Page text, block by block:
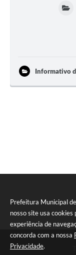
Prefeitura Municipal
nosso site usa cookies
experiência de
concorda com a nossa
Privacidade.
Informativo